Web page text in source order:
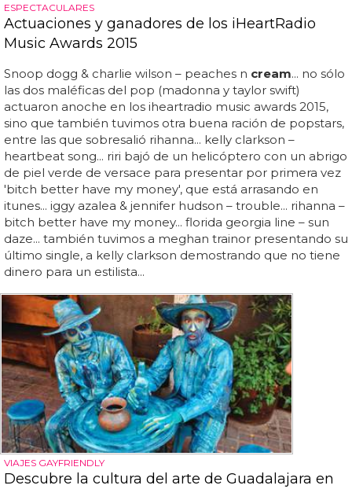
ESPECTACULARES
Actuaciones y ganadores de los iHeartRadio
Music Awards 2015
Snoop dogg & charlie wilson – peaches n cream... no sólo
las dos maléficas del pop (madonna y taylor swift)
actuaron anoche en los iheartradio music awards 2015,
sino que también tuvimos otra buena ración de popstars,
entre las que sobresalió rihanna... kelly clarkson –
heartbeat song... riri bajó de un helicóptero con un abrigo
de piel verde de versace para presentar por primera vez
'bitch better have my money', que está arrasando en
itunes... iggy azalea & jennifer hudson – trouble... rihanna –
bitch better have my money... florida georgia line – sun
daze... también tuvimos a meghan trainor presentando su
último single, a kelly clarkson demostrando que no tiene
dinero para un estilista...
VIAJES GAYFRIENDLY
Descubre la cultura del arte de Guadalajara en